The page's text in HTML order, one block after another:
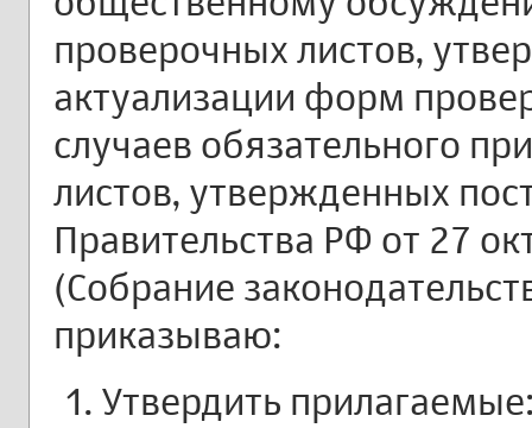
проверочных листов,
актуализации форм
случаев обязательного
листов, утвержденных
Правительства РФ от 27
(Собрание
приказываю:
Утвердить